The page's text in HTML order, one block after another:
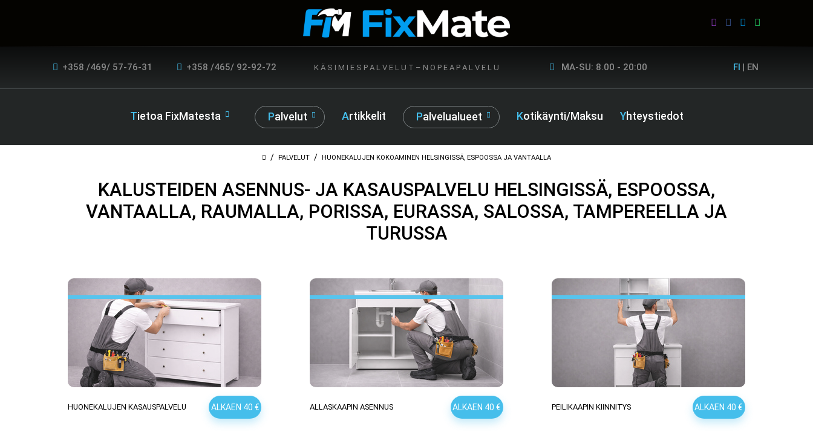
+358 /469/ 57-76-31 +358 /465/ 92-92-72 K Ä S I M I E S P A L V E L U T – N O P E A P A L V E L U MA-SU: 8.00 - 20:00 FI | EN
Tietoa FixMatesta Palvelut Artikkelit Palvelualueet Kotikäynti/Maksu Yhteystiedot
/ PALVELUT / HUONEKALUJEN KOKOAMINEN HELSINGISSÄ, ESPOOSSA JA VANTAALLA
KALUSTEIDEN ASENNUS- JA KASAUSPALVELU HELSINGISSÄ, ESPOOSSA,
VANTAALLA, RAUMALLA, PORISSA, EURASSA, SALOSSA, TAMPEREELLA JA
TURUSSA
HUONEKALUJEN KASAUSPALVELU ALKAEN 40 € ALLASKAAPIN ASENNUS ALKAEN 40 € PEILIKAAPIN KIINNITYS ALKAEN 40 €